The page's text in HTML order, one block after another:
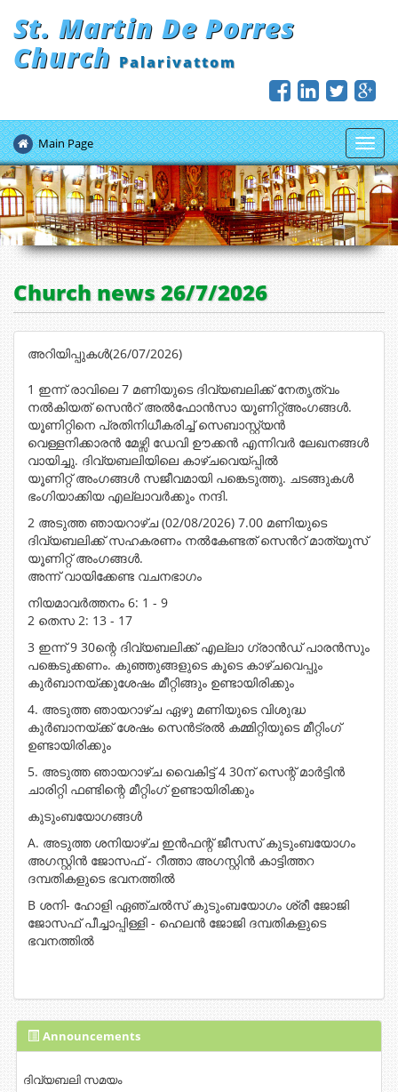
St. Martin De Porres
Church Palarivattom
Main Page
Church news 26/7/2026
അറിയിപ്പുകൾ(26/07/2026)
1 ഇന്ന് രാവിലെ 7 മണിയുടെ ദിവ്യബലിക്ക് നേതൃത്വം
നൽകിയത് സെൻറ് അൽഫോൻസാ യൂണിറ്റ്അംഗങ്ങൾ.
യൂണിറ്റിനെ പ്രതിനിധീകരിച്ച് സെബാസ്റ്റ്യൻ
വെള്ളനിക്കാരൻ മേഴ്സി ഡേവി ഊക്കൻ എന്നിവർ ലേഖനങ്ങൾ
വായിച്ചു. ദിവ്യബലിയിലെ കാഴ്ചവെയ്പ്പിൽ
യൂണിറ്റ് അംഗങ്ങൾ സജീവമായി പങ്കെടുത്തു. ചടങ്ങുകൾ
ഭംഗിയാക്കിയ എല്ലാവർക്കും നന്ദി.
2 അടുത്ത ഞായറാഴ്ച (02/08/2026) 7.00 മണിയുടെ
ദിവ്യബലിക്ക് സഹകരണം നൽകേണ്ടത് സെൻറ് മാത്യൂസ്
യൂണിറ്റ് അംഗങ്ങൾ.
അന്ന് വായിക്കേണ്ട വചനഭാഗം
നിയമാവർത്തനം 6: 1 - 9
2 തെസ 2: 13 - 17
3 ഇന്ന് 9 30ന്റെ ദിവ്യബലിക്ക് എല്ലാ ഗ്രാൻഡ് പാരൻസും
പങ്കെടുക്കണം. കുഞ്ഞുങ്ങളുടെ കൂടെ കാഴ്ചവെപ്പും
കുർബാനയ്ക്കുശേഷം മീറ്റിങ്ങും ഉണ്ടായിരിക്കും
4. അടുത്ത ഞായറാഴ്ച ഏഴു മണിയുടെ വിശുദ്ധ
കുർബാനയ്ക്ക് ശേഷം സെൻട്രൽ കമ്മിറ്റിയുടെ മീറ്റിംഗ്
ഉണ്ടായിരിക്കും
5. അടുത്ത ഞായറാഴ്ച വൈകിട്ട് 4 30ന് സെന്റ് മാർട്ടിൻ
ചാരിറ്റി ഫണ്ടിന്റെ മീറ്റിംഗ് ഉണ്ടായിരിക്കും
കുടുംബയോഗങ്ങൾ
A. അടുത്ത ശനിയാഴ്ച ഇൻഫന്റ് ജീസസ് കുടുംബയോഗം
അഗസ്റ്റിൻ ജോസഫ് - റീത്താ അഗസ്റ്റിൻ കാട്ടിത്തറ
ദമ്പതികളുടെ ഭവനത്തിൽ
B ശനി- ഹോളി ഏഞ്ചൽസ് കുടുംബയോഗം ശ്രീ ജോജി
ജോസഫ് പീച്ചാപ്പിള്ളി - ഹെലൻ ജോജി ദമ്പതികളുടെ
ഭവനത്തിൽ
Announcements
ദിവ്യബലി സമയം